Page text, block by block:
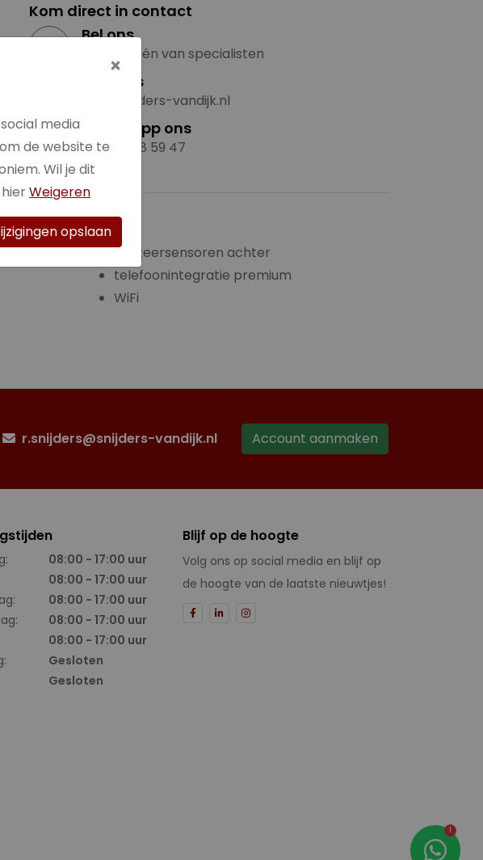
Kom direct in contact
Bel ons
Bel met één van specialisten
Mail ons
info@snijders-vandijk.nl
Whatsapp ons
+316 53 58 59 47
Parkeersensoren achter
telefoonintegratie premium
WiFi
r.snijders@snijders-vandijk.nl Account aanmaken
08:00 - 17:00 uur
08:00 - 17:00 uur
08:00 - 17:00 uur
08:00 - 17:00 uur
08:00 - 17:00 uur
Gesloten
Gesloten
Blijf op de hoogte
Volg ons op social media en blijf op
de hoogte van de laatste nieuwtjes!
1
×
media
de website te
Wil je dit
Weigeren
opslaan